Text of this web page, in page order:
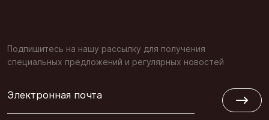
Подпишитесь на нашу рассылку для получения
специальных предложений и регулярных новостей
Электронная почта